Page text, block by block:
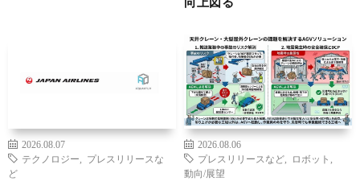
2026.08.07
テクノロジー
プレスリリースな
ど
2026.08.06
プレスリリースなど
ロボット
動向/展望